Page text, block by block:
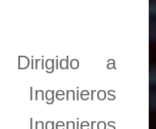
a